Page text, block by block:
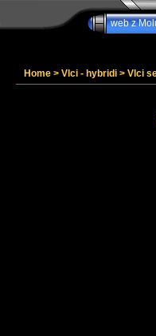
web z
Home > Vlci - hybridi > Vlci